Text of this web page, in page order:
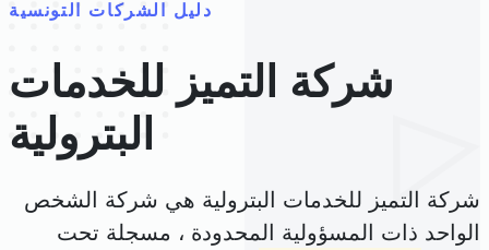
دليل الشركات التونسية
شركة التميز للخدمات
البترولية
شركة التميز للخدمات البترولية هي شركة الشخص
الواحد ذات المسؤولية المحدودة ، مسجلة تحت